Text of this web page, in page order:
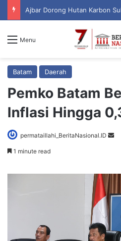
Menu
Batam Daerah
Pemko Batam
Inflasi Hingga
permataillahi_BeritaNasional.ID
n
a
1 minute read